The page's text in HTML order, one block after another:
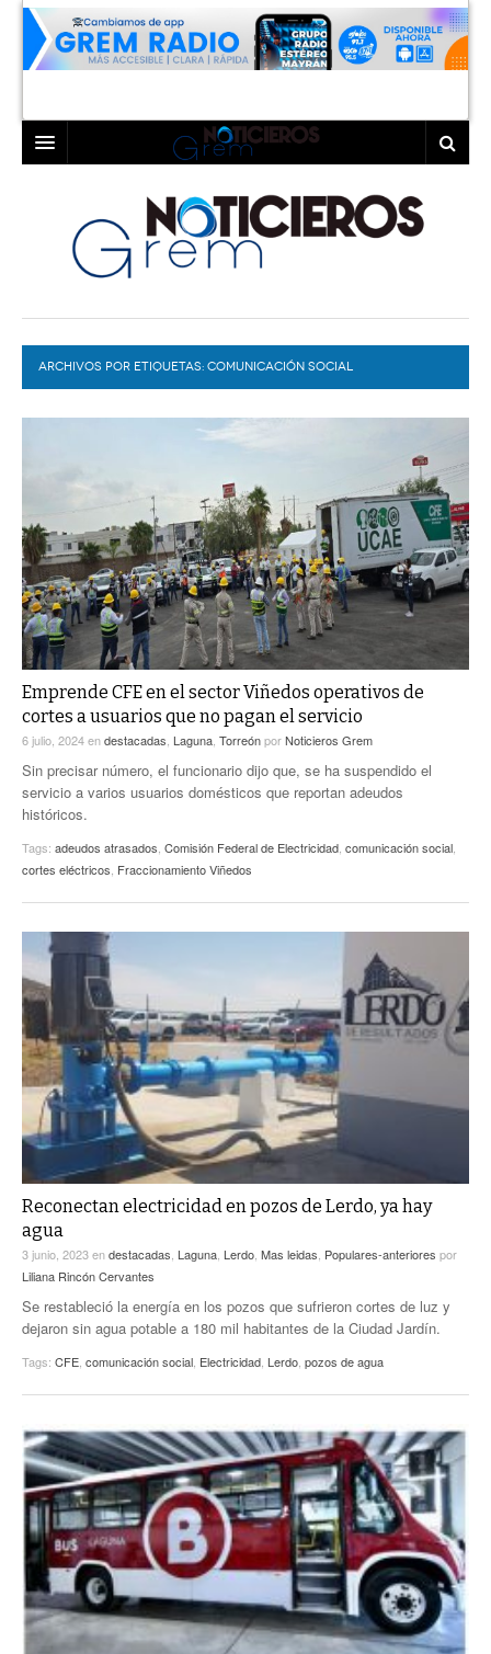
LAGUNA
TORREÓN
GÓMEZ PALACIO
LERDO
COAHUILA
DURANGO
DEPORTES
EL EXACTO
EXA INFORMA
GLOBO
CONTEXTOS
TRAYECTO LAGUNA
A MEDIA MAÑANA
A TODA LEY
ENTRE LAGUNEROS
DIÁLOGOS CON LA HISTORIA
TWEETS AND BEATS
LA MEJOR 97.1 ESTÉREO GALLITO
ACTUALIDADES GREM
PULSO
LA MEJOR INFORMACIÓN
ACTUALIDADES GREM
ARCHIVOS POR ETIQUETAS: COMUNICACIÓN SOCIAL
Emprende CFE en el sector Viñedos operativos de
cortes a usuarios que no pagan el servicio
6 julio, 2024endestacadas Laguna TorreónporNoticieros Grem
Sin precisar número, el funcionario dijo que, se ha suspendido el
servicio a varios usuarios domésticos que reportan adeudos
históricos.
Tags: adeudos atrasados Comisión Federal de Electricidad comunicación social
cortes eléctricos Fraccionamiento Viñedos
Reconectan electricidad en pozos de Lerdo, ya hay
agua
3 junio, 2023endestacadas Laguna Lerdo Mas leidas Populares-anteriores por
Liliana Rincón Cervantes
Se restableció la energía en los pozos que sufrieron cortes de luz y
dejaron sin agua potable a 180 mil habitantes de la Ciudad Jardín.
Tags: CFE comunicación social Electricidad Lerdo pozos de agua